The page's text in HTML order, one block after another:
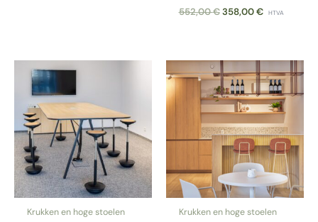
552,00€ Oorspronkelijke
358,00€Huidige
HTVA
Krukken en hoge stoelen Krukken en hoge stoelen